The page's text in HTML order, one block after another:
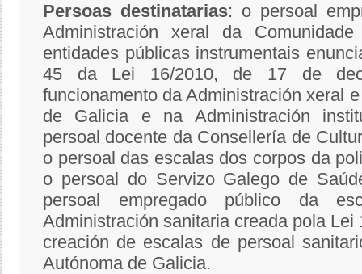
Persoas destinatarias: o persoal
Administración xeral da
entidades públicas instrumentais
45 da Lei 16/2010, de 17 de
funcionamento da Administración xeral
de Galicia e na Administración
persoal docente da Consellería de
o persoal das escalas dos corpos da
o persoal do Servizo Galego de
persoal empregado público da
Administración sanitaria creada pola
creación de escalas de persoal
Autónoma de Galicia.